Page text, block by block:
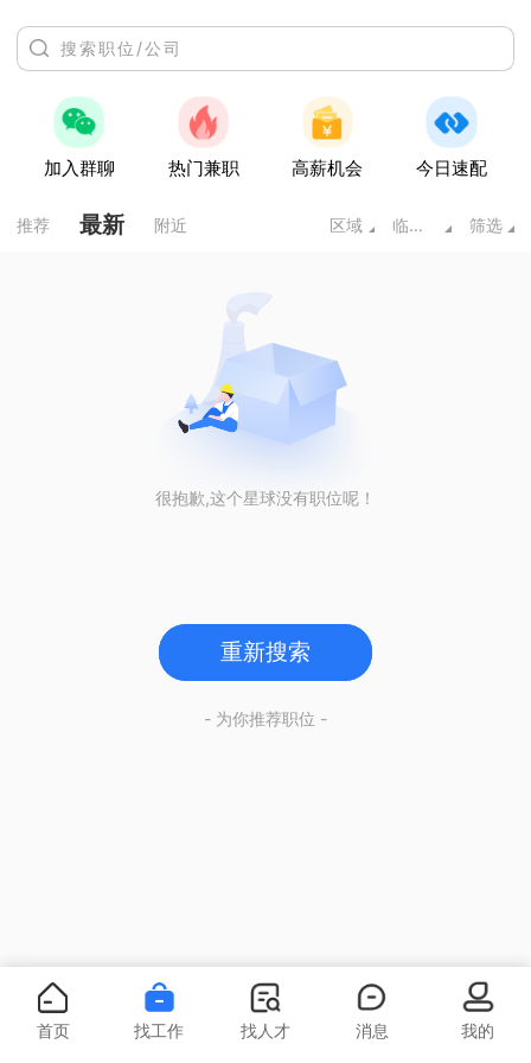
加入群聊 热门兼职 高薪机会 今日速配
推荐 最新 附近 区域 临床医学类 筛选
很抱歉,这个星球没有职位呢！
重新搜索
- 为你推荐职位 -
首页 找工作 找人才 消息 我的